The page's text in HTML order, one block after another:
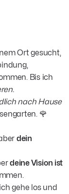
Ort gesucht,
Bis ich
nach Hause
🌹
dein
deine Vision ist
gehe los und